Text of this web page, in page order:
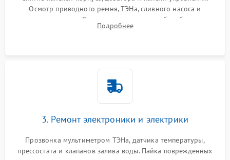
Осмотр приводного ремня, ТЭНа, сливного насоса и
амортизаторов. Проверка подшипников барабана и
крестовины на износ, а манжеты люка на разрывы.
Подробнее
3. Ремонт электроники и электрики
Прозвонка мультиметром ТЭНа, датчика температуры,
прессостата и клапанов залива воды. Пайка поврежденных